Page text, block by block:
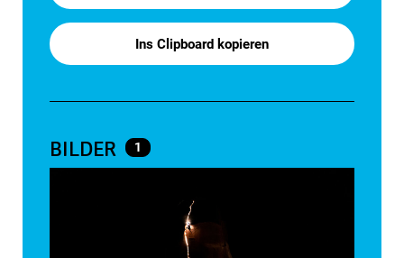
Ins Clipboard kopieren
BILDER 1